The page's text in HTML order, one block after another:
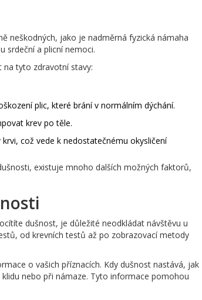
neškodných, jako je nadměrná fyzická námaha
srdeční a plicní nemoci.
tyto zdravotní stavy:
plic, které brání v normálním dýchání.
krev po těle.
což vede k nedostatečnému okysličení
existuje mnoho dalších možných faktorů,
dušnost, je důležité neodkládat návštěvu u
od krevních testů až po zobrazovací metody
o vašich příznacích. Kdy dušnost nastává, jak
nebo při námaze. Tyto informace pomohou